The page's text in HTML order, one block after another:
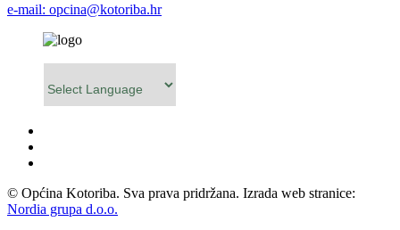
e-mail: opcina@kotoriba.hr
© Općina Kotoriba. Sva prava pridržana. Izrada web stranice:
Nordia grupa d.o.o.